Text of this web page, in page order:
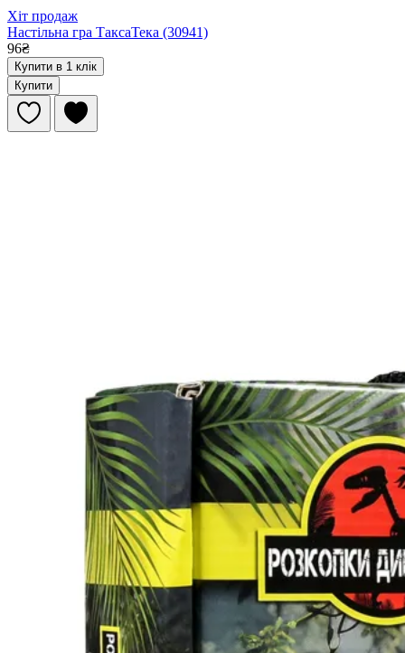
Хіт продаж
Настільна гра ТаксаТека (30941)
96₴
Купити в 1 клік
Купити